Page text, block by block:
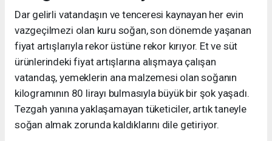
Dar gelirli vatandaşın ve tenceresi kaynayan her evin
vazgeçilmezi olan kuru soğan, son dönemde yaşanan
fiyat artışlarıyla rekor üstüne rekor kırıyor. Et ve süt
ürünlerindeki fiyat artışlarına alışmaya çalışan
vatandaş, yemeklerin ana malzemesi olan soğanın
kilogramının 80 lirayı bulmasıyla büyük bir şok yaşadı.
Tezgah yanına yaklaşamayan tüketiciler, artık taneyle
soğan almak zorunda kaldıklarını dile getiriyor.